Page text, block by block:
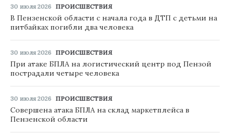
30 июля 2026 ПРОИСШЕСТВИЯ
В Пензенской области с начала года в ДТП с детьми на
питбайках погибли два человека
30 июля 2026 ПРОИСШЕСТВИЯ
При атаке БПЛА на логистический центр под Пензой
пострадали четыре человека
30 июля 2026 ПРОИСШЕСТВИЯ
Совершена атака БПЛА на склад маркетплейса в
Пензенской области